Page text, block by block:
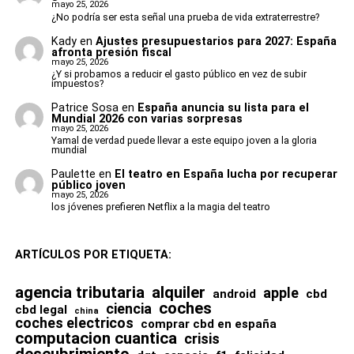
jugadores
fragilidad defensiva en determinados contextos
dificultad para competir físicamente contra
selecciones más potentes
Luis de la Fuente afronta así el mayor reto de su etapa
como seleccionador: demostrar que esta nueva
generación está preparada para volver a pelear por un
Mundial.
décadas.
Los mosasaurios eran los
auténticos reyes del océano
Aunque la cultura popular suele centrar toda la atención
en los dinosaurios terrestres, los mares del Cretácico
aterradoras.
Los mosasaurios eran reptiles marinos gigantescos que
cuerpos hidrodinámicos
enormes colas para impulsarse
Para evitarlo, el equipo recurrió a técnicas avanzadas de
microtomografía computarizada, un sistema basado en
miles de imágenes de rayos X que permite generar
modelos tridimensionales extremadamente detallados.
Gracias a esta tecnología, los científicos pudieron analizar:
pico bucal
órganos internos
dentición
tejidos internos
todo ello sin necesidad de destruir el espécimen.
Además, el mercado español todavía tiene mucho margen
de crecimiento si se compara con otros países europeos
donde el CBD lleva más años consolidado.
Flores CBD y aceites: los
mayo 25, 2026
¿No podría ser esta señal una prueba de vida extraterrestre?
KadyenAjustes presupuestarios para 2027: España
afronta presión fiscal
mayo 25, 2026
¿Y si probamos a reducir el gasto público en vez de subir
impuestos?
Patrice Sosa en España anuncia su lista para el
Mundial 2026 con varias sorpresas
mayo 25, 2026
Yamal de verdad puede llevar a este equipo joven a la gloria
mundial
Paulette en El teatro en España lucha por recuperar
público joven
mayo 25, 2026
los jóvenes prefieren Netflix a la magia del teatro
ARTÍCULOS POR ETIQUETA:
agencia tributaria alquiler android apple cbd
cbd legal
china ciencia coches
coches electricos comprar cbd en españa
computacion cuantica crisis